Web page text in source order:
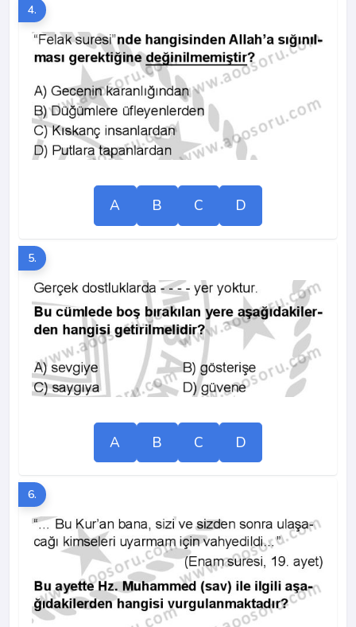
4.
A B C D
5.
A B C D
6.